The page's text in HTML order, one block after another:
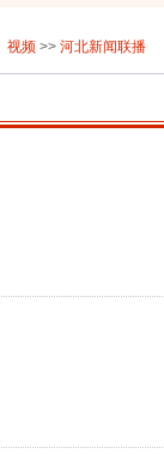
视频 >> 河北新闻联播